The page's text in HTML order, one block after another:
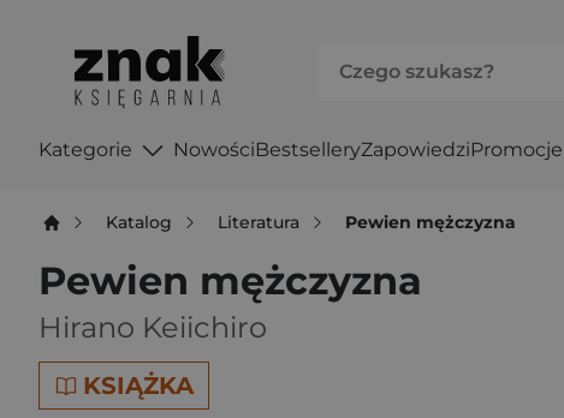
Kategorie NowościBestselleryZapowiedziPromocje
Katalog Literatura Pewien mężczyzna
Pewien mężczyzna
Hirano Keiichiro
KSIĄŻKA